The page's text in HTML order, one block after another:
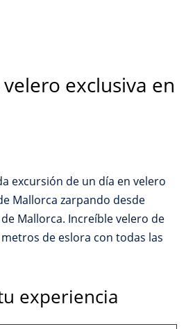
exclusiva en
excursión de un día en velero
Mallorca zarpando desde
Mallorca. Increíble velero de
de eslora con todas las
experiencia